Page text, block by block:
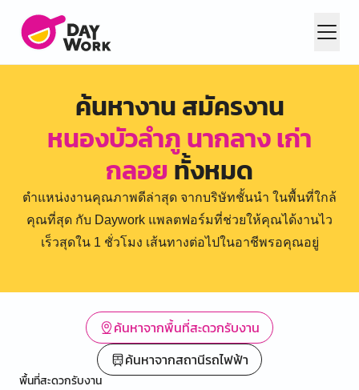
ค้นหางาน สมัครงาน
หนองบัวลำภู นากลาง เก่า
กลอยทั้งหมด
ตำแหน่งงานคุณภาพดีล่าสุด จากบริษัทชั้นนำ ในพื้นที่ใกล้
คุณที่สุด กับ Daywork แพลตฟอร์มที่ช่วยให้คุณได้งานไว
เร็วสุดใน 1 ชั่วโมง เส้นทางต่อไปในอาชีพรอคุณอยู่
ค้นหาจากพื้นที่สะดวกรับงาน
ค้นหาจากสถานีรถไฟฟ้า
พื้นที่สะดวกรับงาน